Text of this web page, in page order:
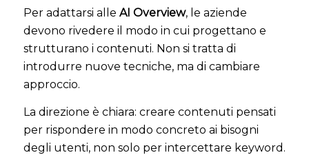
Per adattarsi alle AI Overview, le aziende
devono rivedere il modo in cui progettano e
strutturano i contenuti. Non si tratta di
introdurre nuove tecniche, ma di cambiare
approccio.
La direzione è chiara: creare contenuti pensati
per rispondere in modo concreto ai bisogni
degli utenti, non solo per intercettare keyword.